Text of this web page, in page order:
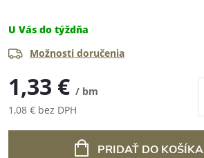
U Vás do týždňa
Možnosti doručenia
1,33 € / bm
1,08 € bez DPH
PRIDAŤ DO KOŠÍKA